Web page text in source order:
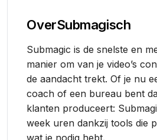
OverSubmagisch
Submagic is de snelste en
manier om van je video’s
de aandacht trekt. Of je nu
coach of een bureau bent
klanten produceert:
week uren dankzij tools die